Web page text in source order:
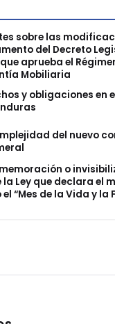
sobre las
del Decreto
aprueba el
Mobiliaria
y obligaciones en
del nuevo
o
la Ley que declara el
“Mes de la Vida y la